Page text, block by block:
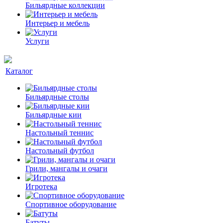
Бильярдные коллекции
Интерьер и мебель
Услуги
Каталог
Бильярдные столы
Бильярдные кии
Настольный теннис
Настольный футбол
Грили, мангалы и очаги
Игротека
Спортивное оборудование